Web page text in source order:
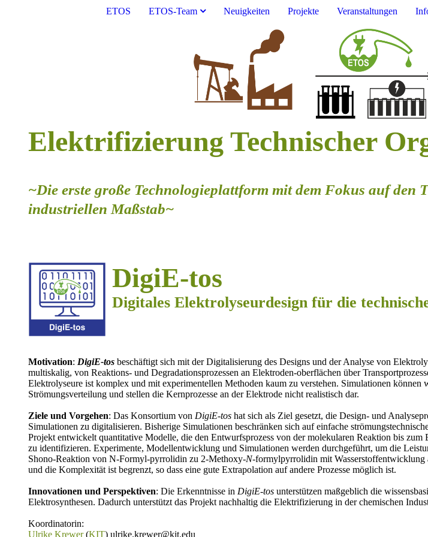
ETOS ETOS-Team Neuigkeiten Projekte Veranstaltungen
Elektrifizierung Technischer
~Die erste große Technologieplattform mit dem Fokus auf
industriellen Maßstab~
DigiE-tos
Digitales Elektrolyseurdesign für
Motivation: DigiE-tos beschäftigt sich mit der Digitalisierung des Designs und der Analyse von
multiskalig, von Reaktions- und Degradationsprozessen an Elektroden-oberflächen über
Elektrolyseure ist komplex und mit experimentellen Methoden kaum zu verstehen. Simulationen
Strömungsverteilung und stellen die Kernprozesse an der Elektrode nicht realistisch dar.
Ziele und Vorgehen: Das Konsortium von DigiE-tos hat sich als Ziel gesetzt, die Design- und
Simulationen zu digitalisieren. Bisherige Simulationen beschränken sich auf einfache
Projekt entwickelt quantitative Modelle, die den Entwurfsprozess von der molekularen Reaktion bis
zu identifizieren. Experimente, Modellentwicklung und Simulationen werden durchgeführt, um die
Shono-Reaktion von N-Formyl-pyrrolidin zu 2-Methoxy-N-formylpyrrolidin mit Wasserstoffentwicklung
und die Komplexität ist begrenzt, so dass eine gute Extrapolation auf andere Prozesse möglich ist.
Innovationen und Perspektiven: Die Erkenntnisse in DigiE-tos unterstützen maßgeblich die
Elektrosynthesen. Dadurch unterstützt das Projekt nachhaltig die Elektrifizierung in der chemischen
Koordinatorin:
Ulrike Krewer(KIT) ulrike.krewer@kit.edu